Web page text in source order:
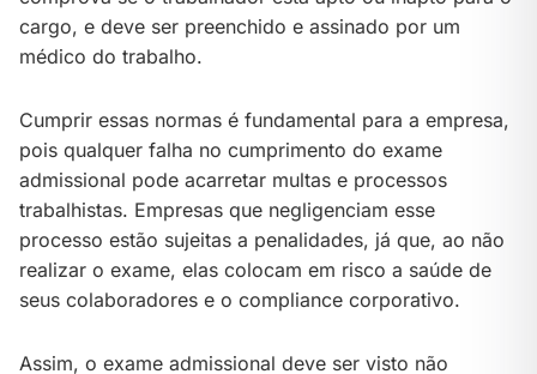
cargo, e deve ser preenchido e assinado por um
médico do trabalho.
Cumprir essas normas é fundamental para a empresa,
pois qualquer falha no cumprimento do exame
admissional pode acarretar multas e processos
trabalhistas. Empresas que negligenciam esse
processo estão sujeitas a penalidades, já que, ao não
realizar o exame, elas colocam em risco a saúde de
seus colaboradores e o compliance corporativo.
Assim, o exame admissional deve ser visto não